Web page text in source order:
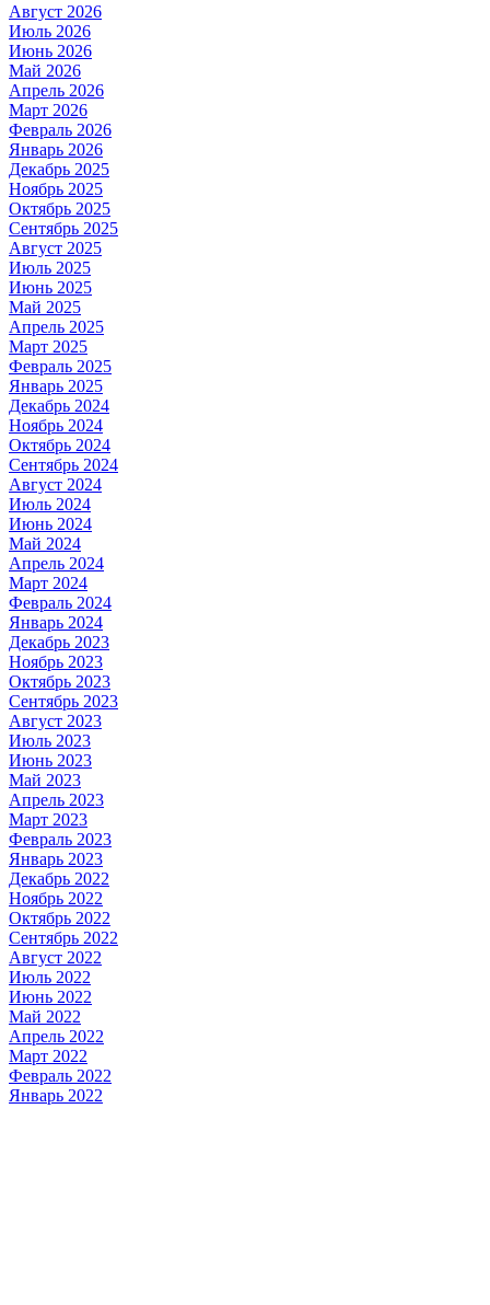
Август 2026
Июль 2026
Июнь 2026
Май 2026
Апрель 2026
Март 2026
Февраль 2026
Январь 2026
Декабрь 2025
Ноябрь 2025
Октябрь 2025
Сентябрь 2025
Август 2025
Июль 2025
Июнь 2025
Май 2025
Апрель 2025
Март 2025
Февраль 2025
Январь 2025
Декабрь 2024
Ноябрь 2024
Октябрь 2024
Сентябрь 2024
Август 2024
Июль 2024
Июнь 2024
Май 2024
Апрель 2024
Март 2024
Февраль 2024
Январь 2024
Декабрь 2023
Ноябрь 2023
Октябрь 2023
Сентябрь 2023
Август 2023
Июль 2023
Июнь 2023
Май 2023
Апрель 2023
Март 2023
Февраль 2023
Январь 2023
Декабрь 2022
Ноябрь 2022
Октябрь 2022
Сентябрь 2022
Август 2022
Июль 2022
Июнь 2022
Май 2022
Апрель 2022
Март 2022
Февраль 2022
Январь 2022